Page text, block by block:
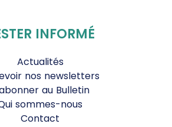
INFORMÉ
Actualités
nos newsletters
au Bulletin
sommes-nous
Contact